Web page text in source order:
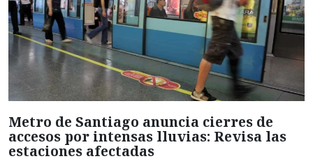
Metro de Santiago anuncia cierres de
accesos por intensas lluvias: Revisa las
estaciones afectadas